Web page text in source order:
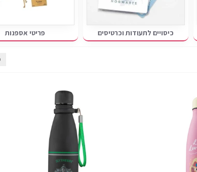
כיסויים לתעודות וכרטיסים פריטי אספנות